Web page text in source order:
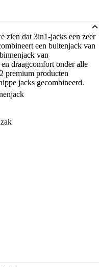
zien dat 3in1-jacks een zeer
een buitenjack van
van
draagcomfort onder alle
premium producten
jacks gecombineerd.